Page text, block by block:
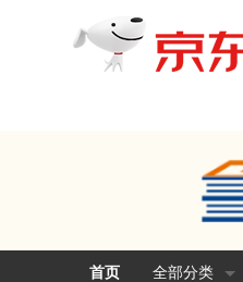
首页 全部分类